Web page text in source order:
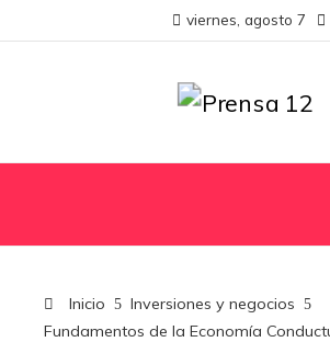
viernes, agosto 7
Inicio
Inversiones y negocios
Fundamentos de la Economía